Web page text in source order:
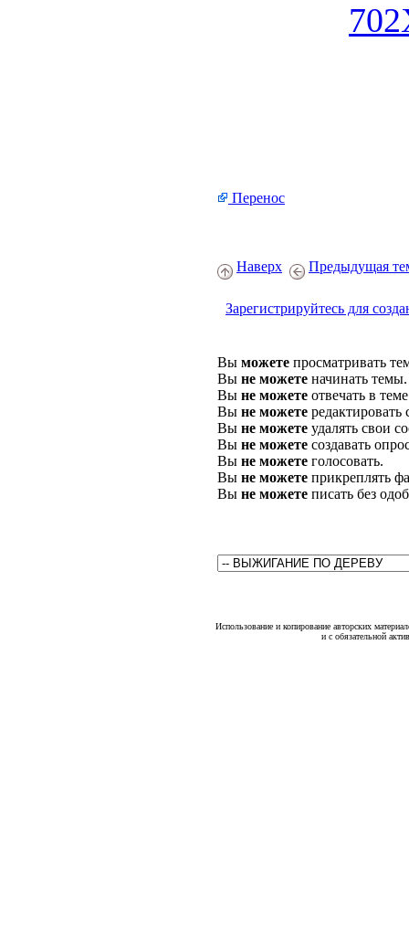
Перенос
Наверх Предыдущая
Зарегистрируйтесь для
Вы можете просматривать
Вы не можете начинать темы.
Вы не можете отвечать в
Вы не можете
Вы не можете удалять свои
Вы не можете создавать
Вы не можете голосовать.
Вы не можете прикреплять
Вы не можете писать без
Использование и копирование авторских
и с обязательной